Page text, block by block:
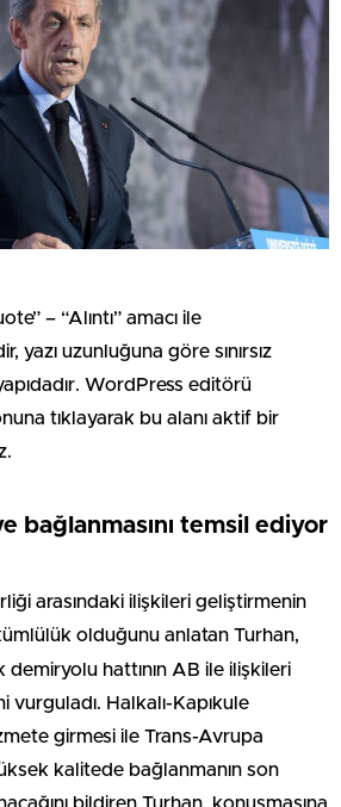
– “Alıntı” amacı ile
yazı uzunluğuna göre sınırsız
WordPress editörü
tıklayarak bu alanı aktif bir
bağlanmasını temsil ediyor
arasındaki ilişkileri geliştirmenin
olduğunu anlatan Turhan,
demiryolu hattının AB ile ilişkileri
vurguladı. Halkalı-Kapıkule
girmesi ile Trans-Avrupa
kalitede bağlanmanın son
bildiren Turhan, konuşmasına